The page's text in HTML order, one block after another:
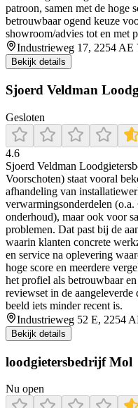
patroon, samen met de hoge
betrouwbaar ogend keuze
showroom/advies tot en met
Industrieweg 17, 2254 AE
Bekijk details
Sjoerd Veldman
Gesloten
4.6
Sjoerd Veldman
Voorschoten) staat vooral
afhandeling van
verwarmingsonderdelen
onderhoud), maar ook voor
problemen. Dat past bij de
waarin klanten concrete
en service na oplevering
hoge score en meerdere
het profiel als betrouwbaar
reviewset in de aangeleverde
beeld iets minder recent is.
Industrieweg 52 E, 2254
Bekijk details
loodgietersbedrijf Mol
Nu open